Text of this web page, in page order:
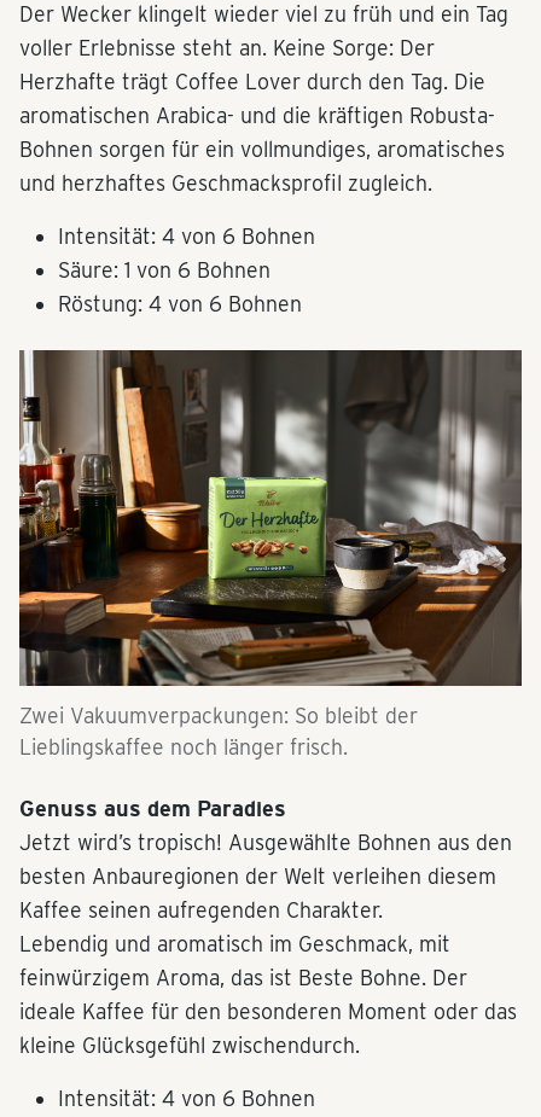
Der Wecker klingelt wieder viel zu früh und ein Tag
voller Erlebnisse steht an. Keine Sorge: Der
Herzhafte trägt Coffee Lover durch den Tag. Die
aromatischen Arabica- und die kräftigen Robusta-
Bohnen sorgen für ein vollmundiges, aromatisches
und herzhaftes Geschmacksprofil zugleich.
Intensität: 4 von 6 Bohnen
Säure: 1 von 6 Bohnen
Röstung: 4 von 6 Bohnen
Zwei Vakuumverpackungen: So bleibt der
Lieblingskaffee noch länger frisch.
Genuss aus dem Paradies
Jetzt wird’s tropisch! Ausgewählte Bohnen aus den
besten Anbauregionen der Welt verleihen diesem
Kaffee seinen aufregenden Charakter.
Lebendig und aromatisch im Geschmack, mit
feinwürzigem Aroma, das ist Beste Bohne. Der
ideale Kaffee für den besonderen Moment oder das
kleine Glücksgefühl zwischendurch.
Intensität: 4 von 6 Bohnen